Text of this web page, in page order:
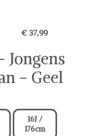
€ 37,99
- Geel
16J /
176cm